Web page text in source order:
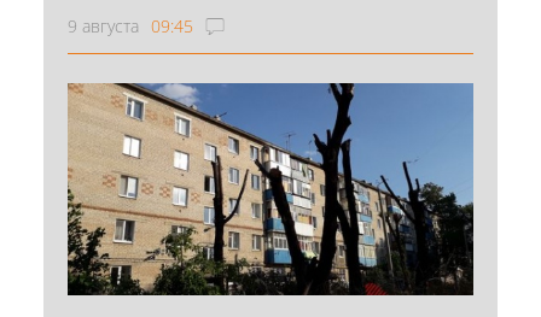
9 августа 09:45